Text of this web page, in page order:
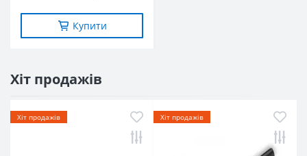
Купити
Хіт продажів
Хіт продажів Хіт продажів